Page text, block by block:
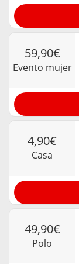
59,90€
evento mujer
4,90€
casa
49,90€
polo